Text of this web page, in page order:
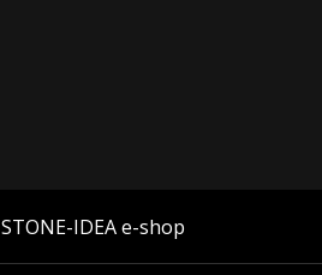
STONE-IDEA e-shop